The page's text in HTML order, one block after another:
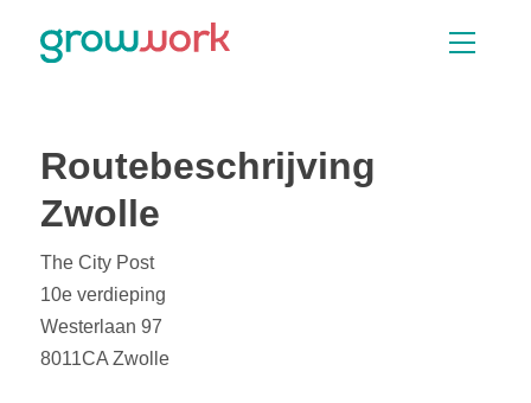
Routebeschrijving
Zwolle
The City Post
10e verdieping
Westerlaan 97
8011CA Zwolle